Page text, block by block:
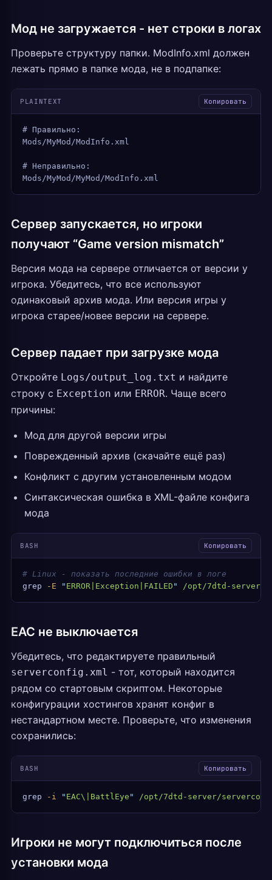
Мод не загружается - нет строки в логах
Проверьте структуру папки. ModInfo.xml должен
лежать прямо в папке мода, не в подпапке:
PLAINTEXT Копировать
# Правильно:
Mods/MyMod/ModInfo.xml
# Неправильно:
Mods/MyMod/MyMod/ModInfo.xml
Сервер запускается, но игроки
получают “Game version mismatch”
Версия мода на сервере отличается от версии у
игрока. Убедитесь, что все используют
одинаковый архив мода. Или версия игры у
игрока старее/новее версии на сервере.
Сервер падает при загрузке мода
Откройте Logs/output_log.txt и найдите
строку с Exception или ERROR. Чаще всего
причины:
Мод для другой версии игры
Поврежденный архив (скачайте ещё раз)
Конфликт с другим установленным модом
Синтаксическая ошибка в XML-файле конфига
мода
BASH Копировать
# Linux - показать последние ошибки в логе
grep -E " ERROR|Exception|FAILED " /opt/7dtd-server/
EAC не выключается
Убедитесь, что редактируете правильный
serverconfig.xml - тот, который находится
рядом со стартовым скриптом. Некоторые
конфигурации хостингов хранят конфиг в
нестандартном месте. Проверьте, что изменения
сохранились:
BASH Копировать
grep -i " EAC\|BattlEye " /opt/7dtd-server/
Игроки не могут подключиться после
установки мода